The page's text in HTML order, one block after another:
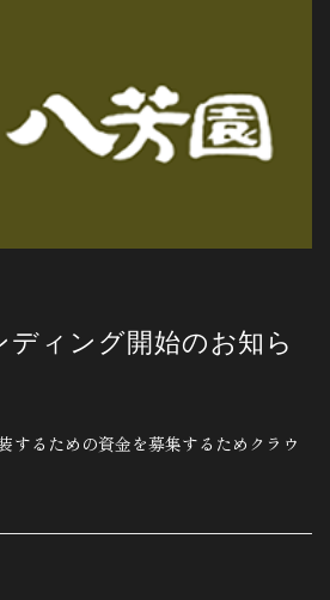
ィング開始のお知ら
するための資金を募集するためクラウ